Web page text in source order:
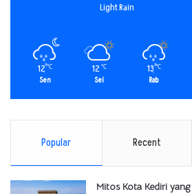
Light Rain
12℃
Sen
12 ℃
Sel
13℃
Rab
Popular Recent
Mitos Kota Kediri